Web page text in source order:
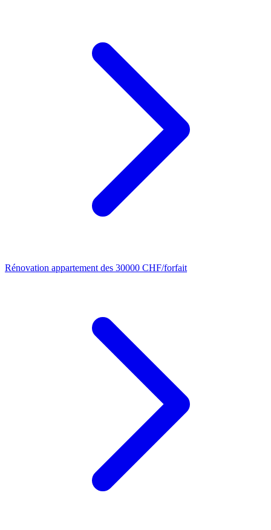
Rénovation appartement des 30000 CHF/forfait